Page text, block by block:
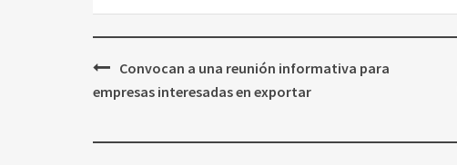
Navegación
de
Convocan a una reunión informativa para
empresas interesadas en exportar